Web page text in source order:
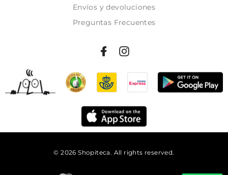
Envíos y devoluciones
Preguntas Frecuentes
© 2026 Shopiteca. All rights reserved.